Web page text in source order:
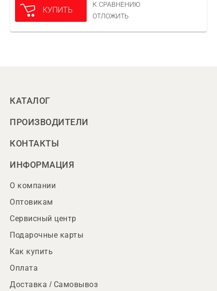
КУПИТЬ
К СРАВНЕНИЮ
ОТЛОЖИТЬ
КАТАЛОГ
ПРОИЗВОДИТЕЛИ
КОНТАКТЫ
ИНФОРМАЦИЯ
О компании
Оптовикам
Сервисный центр
Подарочные карты
Как купить
Оплата
Доставка / Самовывоз